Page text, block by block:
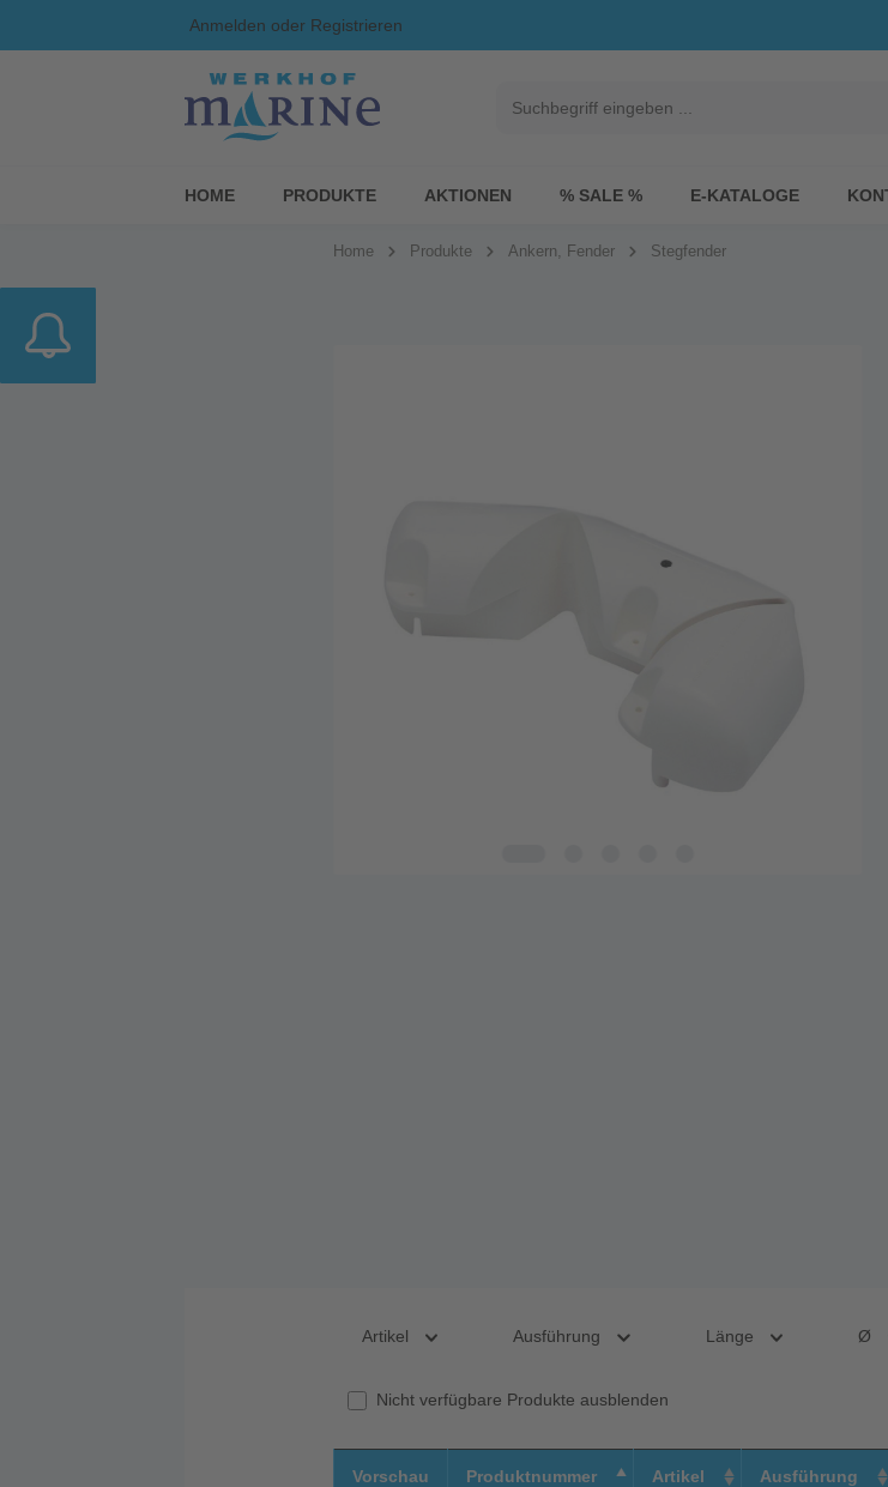
Anmelden oder Registrieren
HOME PRODUKTE AKTIONEN % SALE % E-KATALOGE
Home Produkte Ankern, Fender Stegfender
Artikel Ausführung Länge Ø
Nicht verfügbare Produkte ausblenden
Vorschau Produktnummer Artikel Ausführung